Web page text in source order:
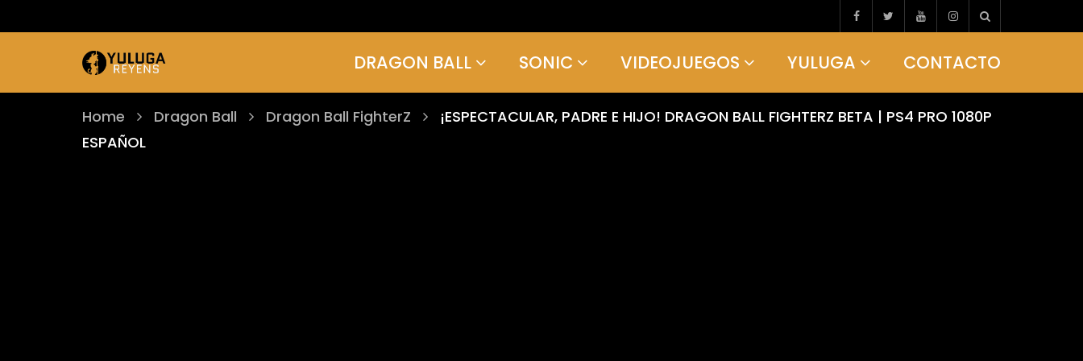
DRAGON BALL SONIC VIDEOJUEGOS YULUGA CONTACTO
Home Dragon Ball Dragon Ball FighterZ
¡ESPECTACULAR, PADRE E HIJO! DRAGON BALL FIGHTERZ BETA | PS4 PRO 1080P
ESPAÑOL